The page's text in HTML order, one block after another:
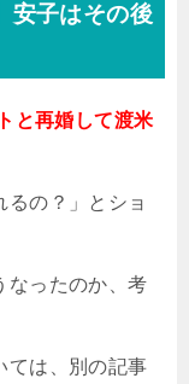
安子はその後
と再婚して渡米
るの？」とショ
なったのか、考
ては、別の記事